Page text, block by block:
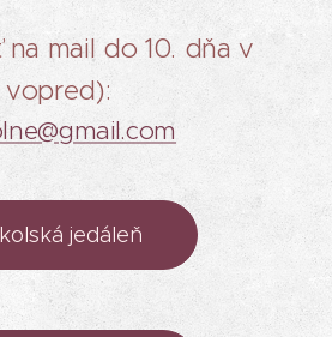
na mail do 10. dňa v
vopred):
jedáleň